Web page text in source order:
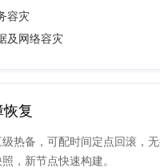
容灾
及网络容灾
复
热备，可配时间定点回滚，
，新节点快速构建。